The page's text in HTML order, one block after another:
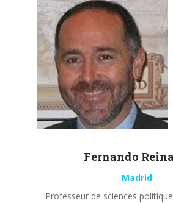
Fernando
Madrid
Professeur de sciences